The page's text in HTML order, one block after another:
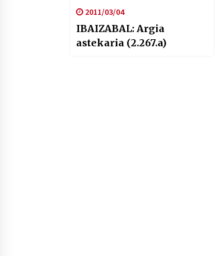
2011/03/04
IBAIZABAL: Argia
astekaria (2.267.a)